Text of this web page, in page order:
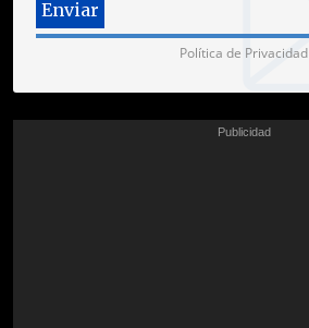
Política de Privacidad